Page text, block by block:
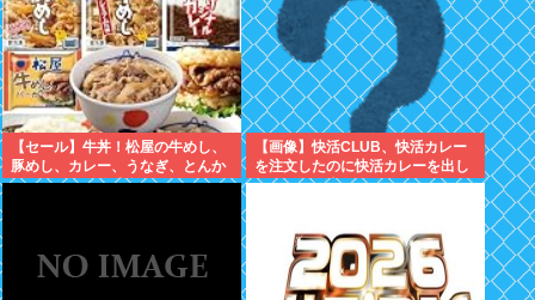
【セール】牛丼！松屋の牛めし、
豚めし、カレー、うなぎ、とんか
つなどなどの冷凍食品がセール
【画像】快活CLUB、快活カレー
を注文したのに快活カレーを出し
てしまい炎上ｗｗｗ